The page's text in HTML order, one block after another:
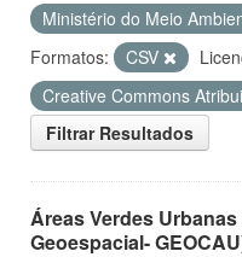
Ministério do Meio
Formatos:
CSV
Creative Commons
Filtrar Resultados
Áreas Verdes
Geoespacial-